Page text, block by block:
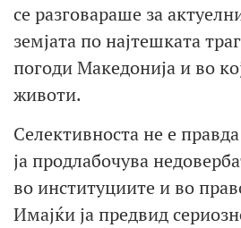
се разговараше за
земјата по најтешката
погоди Македонија и во
животи.
Селективноста не е
ја продлабочува
во институциите и во
Имајќи ја предвид